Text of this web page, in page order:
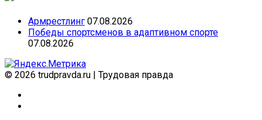
Армрестлинг 07.08.2026
Победы спортсменов в адаптивном спорте
07.08.2026
© 2026 trudpravda.ru | Трудовая правда